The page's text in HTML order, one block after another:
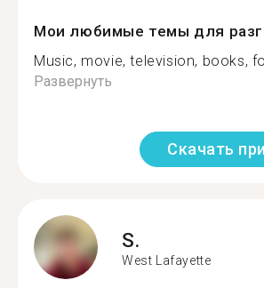
Мои любимые темы для
Music, movie, television, books,
Развернуть
Скачать
S.
West Lafayette